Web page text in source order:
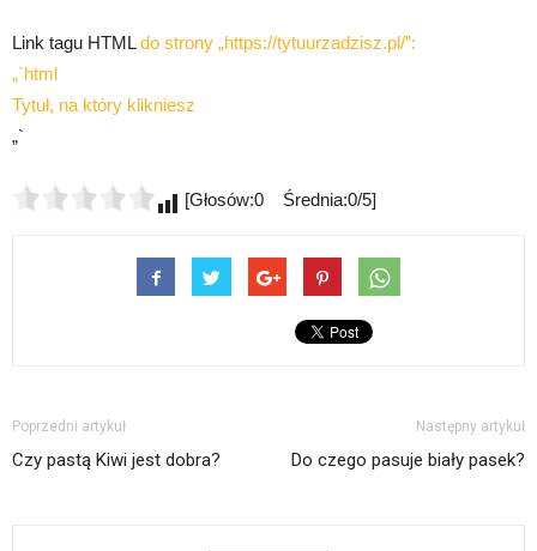
Link tagu HTMLdo strony „https://tytuurzadzisz.pl/”:
„`html
Tytuł, na który klikniesz
„`
[Głosów:0 Średnia:0/5]
Poprzedni artykuł
Czy pastą Kiwi jest dobra?
Następny artykuł
Do czego pasuje biały pasek?